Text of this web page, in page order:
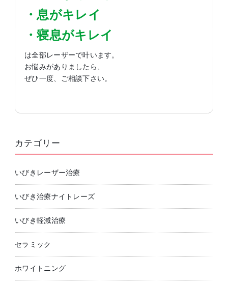
・息がキレイ
・寝息がキレイ
は全部レーザーで叶います。
お悩みがありましたら、
ぜひ一度、ご相談下さい。
カテゴリー
いびきレーザー治療
いびき治療ナイトレーズ
いびき軽減治療
セラミック
ホワイトニング